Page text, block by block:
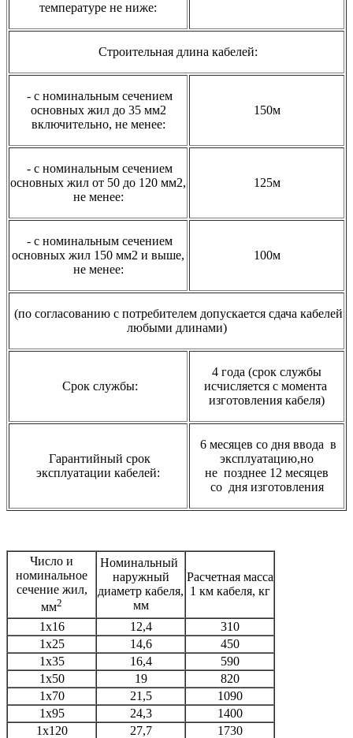
температуре не ниже:
Строительная длина кабелей:
- с номинальным сечением
основных жил до 35 мм2
включительно, не менее:
150м
- с номинальным сечением
основных жил от 50 до 120 мм2,
не менее:
125м
- с номинальным сечением
основных жил 150 мм2 и выше,
не менее:
100м
(по согласованию с потребителем допускается сдача кабелей
любыми длинами)
Срок службы:
4 года (срок службы
исчисляется с момента
изготовления кабеля)
Гарантийный срок
эксплуатации кабелей:
6 месяцев со дня ввода в
эксплуатацию,но
не позднее 12 месяцев
со дня изготовления
Число и
номинальное
сечение жил,
мм2
Номинальный
наружный
диаметр кабеля,
мм
Расчетная масса
1 км кабеля, кг
1х16 12,4
310
1х25
14,6
450
1х35
16,4
590
1х50
19
820
1х70
21,5
1090
1х95
24,3
1400
1х120
27,7
1730